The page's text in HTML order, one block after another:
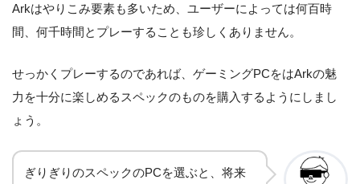
Arkはやりこみ要素も多いため、ユーザーによっては何百時
間、何千時間とプレーすることも珍しくありません。
せっかくプレーするのであれば、ゲーミングPCをはArkの魅
力を十分に楽しめるスペックのものを購入するようにしまし
ょう。
ぎりぎりのスペックのPCを選ぶと、将来